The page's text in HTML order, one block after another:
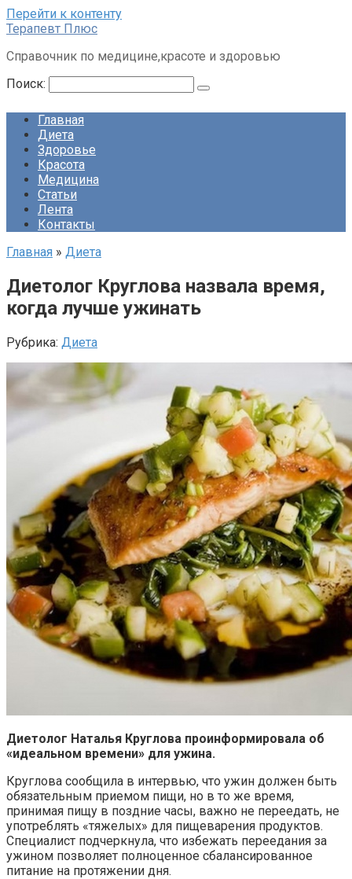
Перейти к контенту
Терапевт Плюс
Справочник по медицине,красоте и здоровью
Поиск:
Главная
Диета
Здоровье
Красота
Медицина
Статьи
Лента
Контакты
Главная » Диета
Диетолог Круглова назвала время,
когда лучше ужинать
Рубрика: Диета
Диетолог Наталья Круглова проинформировала об
«идеальном времени» для ужина.
Круглова сообщила в интервью, что ужин должен быть
обязательным приемом пищи, но в то же время,
принимая пищу в поздние часы, важно не переедать, не
употреблять «тяжелых» для пищеварения продуктов.
Специалист подчеркнула, что избежать переедания за
ужином позволяет полноценное сбалансированное
питание на протяжении дня.